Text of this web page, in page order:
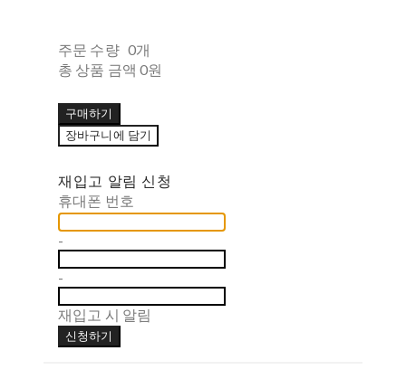
주문 수량 0개
총 상품 금액 0원
구매하기
장바구니에 담기
재입고 알림 신청
휴대폰 번호
-
-
재입고 시 알림
신청하기